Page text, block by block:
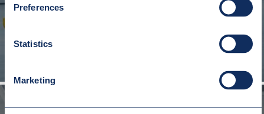
Preferences
Statistics
Marketing